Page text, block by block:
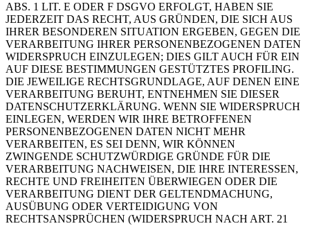
ABS. 1 LIT. E ODER F DSGVO ERFOLGT, HABEN SIE
JEDERZEIT DAS RECHT, AUS GRÜNDEN, DIE SICH AUS
IHRER BESONDEREN SITUATION ERGEBEN, GEGEN DIE
VERARBEITUNG IHRER PERSONENBEZOGENEN DATEN
WIDERSPRUCH EINZULEGEN; DIES GILT AUCH FÜR EIN
AUF DIESE BESTIMMUNGEN GESTÜTZTES PROFILING.
DIE JEWEILIGE RECHTSGRUNDLAGE, AUF DENEN EINE
VERARBEITUNG BERUHT, ENTNEHMEN SIE DIESER
DATENSCHUTZERKLÄRUNG. WENN SIE WIDERSPRUCH
EINLEGEN, WERDEN WIR IHRE BETROFFENEN
PERSONENBEZOGENEN DATEN NICHT MEHR
VERARBEITEN, ES SEI DENN, WIR KÖNNEN
ZWINGENDE SCHUTZWÜRDIGE GRÜNDE FÜR DIE
VERARBEITUNG NACHWEISEN, DIE IHRE INTERESSEN,
RECHTE UND FREIHEITEN ÜBERWIEGEN ODER DIE
VERARBEITUNG DIENT DER GELTENDMACHUNG,
AUSÜBUNG ODER VERTEIDIGUNG VON
RECHTSANSPRÜCHEN (WIDERSPRUCH NACH ART. 21